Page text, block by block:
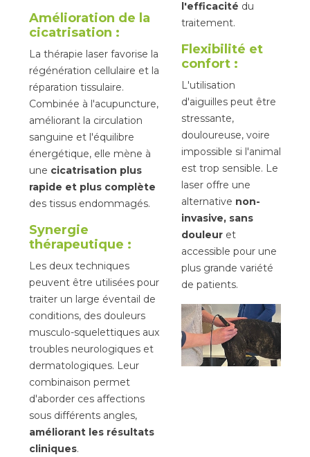
Amélioration de la
cicatrisation :
La thérapie laser favorise la
régénération cellulaire et la
réparation tissulaire.
Combinée à l'acupuncture,
améliorant la circulation
sanguine et l'équilibre
énergétique, elle mène à
une cicatrisation plus
rapide et plus complète
des tissus endommagés.
Synergie
thérapeutique :
Les deux techniques
peuvent être utilisées pour
traiter un large éventail de
conditions, des douleurs
musculo-squelettiques aux
troubles neurologiques et
dermatologiques. Leur
combinaison permet
d'aborder ces affections
sous différents angles,
améliorant les résultats
cliniques.
l'efficacité du
traitement.
Flexibilité et
confort :
L'utilisation
d'aiguilles peut être
stressante,
douloureuse, voire
impossible si l'animal
est trop sensible. Le
laser offre une
alternative non-
invasive, sans
douleur et
accessible pour une
plus grande variété
de patients.